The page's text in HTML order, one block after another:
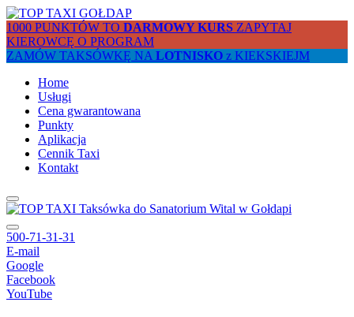
1000 PUNKTÓW TO DARMOWY KURS ZAPYTAJ
KIEROWCĘ O PROGRAM
ZAMÓW TAKSÓWKĘ NA LOTNISKO z KIEKSKIEJM
Home
Usługi
Cena gwarantowana
Punkty
Aplikacja
Cennik Taxi
Kontakt
500-71-31-31
E-mail
Google
Facebook
YouTube